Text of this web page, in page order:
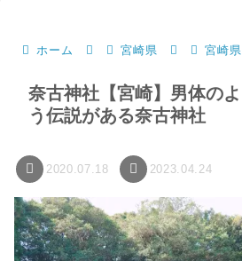
ホーム 宮崎県 宮崎
奈古神社【宮崎】男体の
う伝説がある奈古神社
2020.07.18 2023.04.24